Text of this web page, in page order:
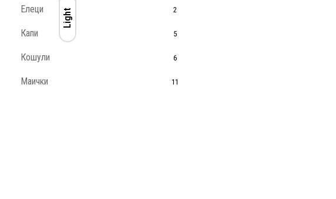
Елеци 2
Капи 5
Кошули 6
Маички 11
Light
Light